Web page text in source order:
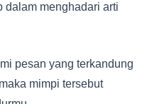
dalam menghadari arti
pesan yang terkandung
mimpi tersebut